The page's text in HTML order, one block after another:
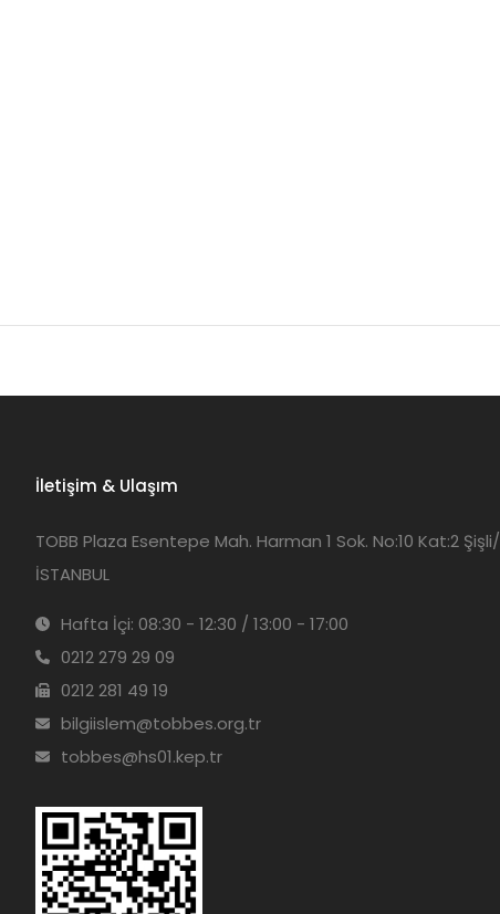
İletişim & Ulaşım
TOBB Plaza Esentepe Mah. Harman 1 Sok. No:10 Kat:2 Şişli/
İSTANBUL
Hafta İçi: 08:30 - 12:30 / 13:00 - 17:00
0212 279 29 09
0212 281 49 19
bilgiislem@tobbes.org.tr
tobbes@hs01.kep.tr